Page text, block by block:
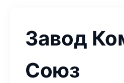
Завод
Союз